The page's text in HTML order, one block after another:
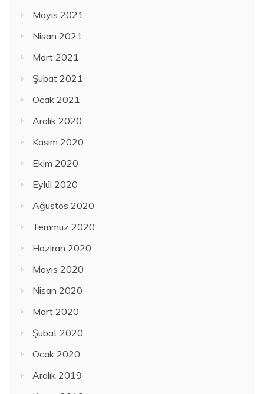
Mayıs 2021
Nisan 2021
Mart 2021
Şubat 2021
Ocak 2021
Aralık 2020
Kasım 2020
Ekim 2020
Eylül 2020
Ağustos 2020
Temmuz 2020
Haziran 2020
Mayıs 2020
Nisan 2020
Mart 2020
Şubat 2020
Ocak 2020
Aralık 2019